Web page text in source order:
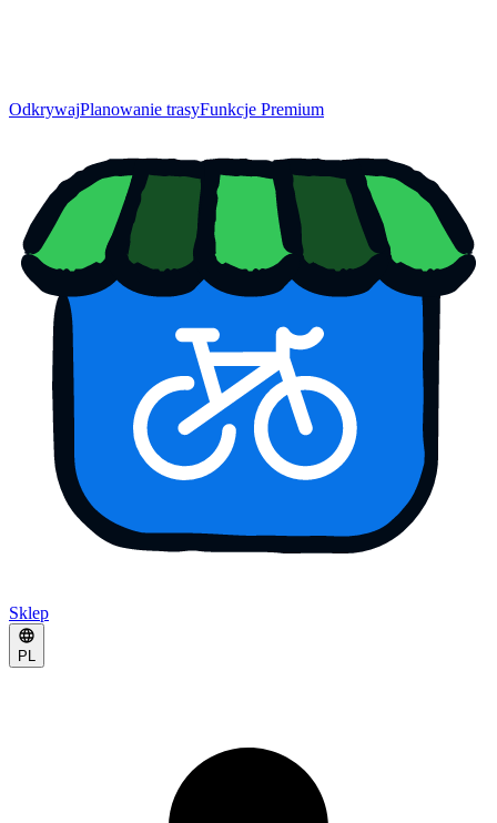
OdkrywajPlanowanie trasyFunkcje Premium
Sklep
PL